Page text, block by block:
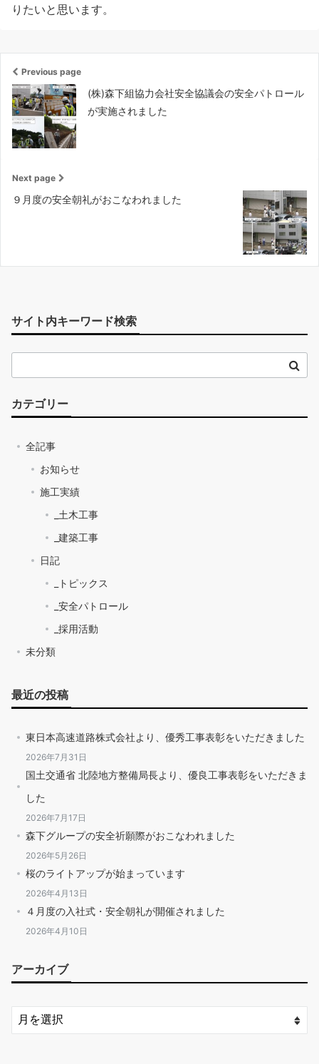
りたいと思います。
Previous page
(株)森下組協力会社安全協議会の安全パトロール
が実施されました
Next page
９月度の安全朝礼がおこなわれました
サイト内キーワード検索
カテゴリー
全記事
お知らせ
施工実績
_土木工事
_建築工事
日記
_トピックス
_安全パトロール
_採用活動
未分類
最近の投稿
東日本高速道路株式会社より、優秀工事表彰をいただきました
2026年7月31日
国土交通省 北陸地方整備局長より、優良工事表彰をいただきま
した
2026年7月17日
森下グループの安全祈願際がおこなわれました
2026年5月26日
桜のライトアップが始まっています
2026年4月13日
４月度の入社式・安全朝礼が開催されました
2026年4月10日
アーカイブ